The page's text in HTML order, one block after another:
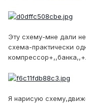
Эту схему-мне дали
схема-практически
Я нарисую